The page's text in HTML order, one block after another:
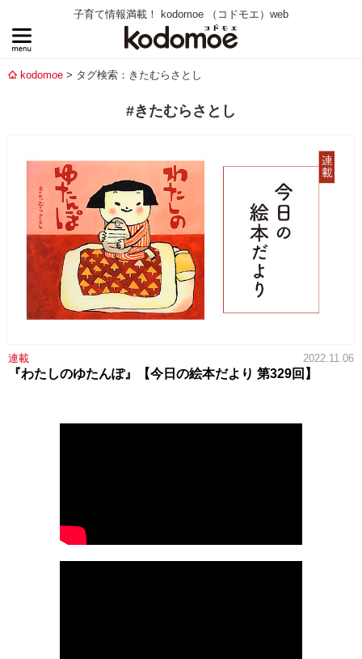
子育て情報満載！ kodomoe （コドモエ）web
kodomoe タグ検索：きたむらさとし
#きたむらさとし
連載 2022.11.06
『わたしのゆたんぽ』【今日の絵本だより 第329回】